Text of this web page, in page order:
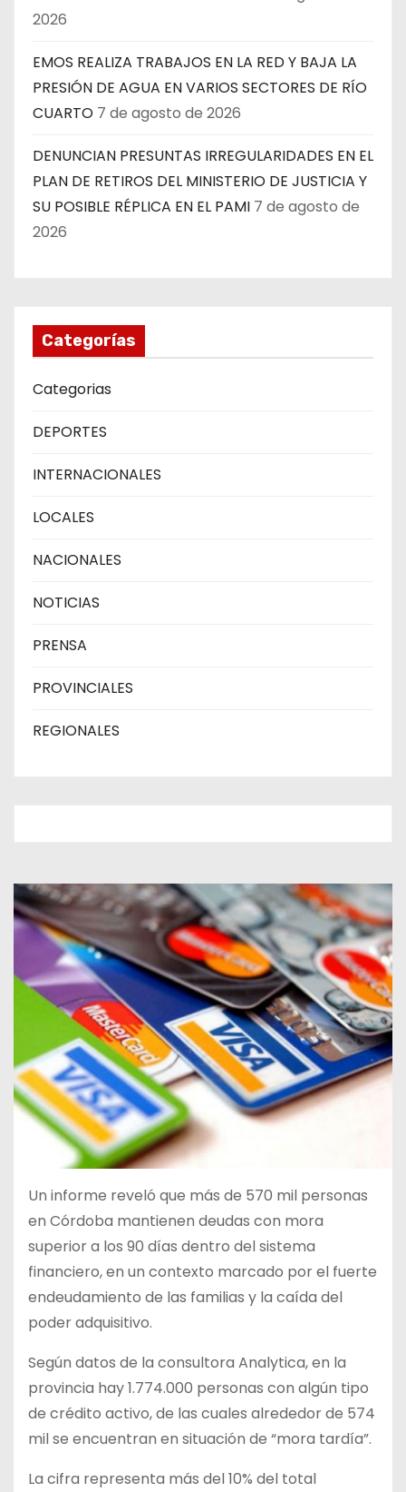
2026
EMOS REALIZA TRABAJOS EN LA RED Y BAJA LA
PRESIÓN DE AGUA EN VARIOS SECTORES DE RÍO
CUARTO 7 de agosto de 2026
DENUNCIAN PRESUNTAS IRREGULARIDADES EN EL
PLAN DE RETIROS DEL MINISTERIO DE JUSTICIA Y
SU POSIBLE RÉPLICA EN EL PAMI 7 de agosto de
2026
Categorías
Categorias
DEPORTES
INTERNACIONALES
LOCALES
NACIONALES
NOTICIAS
PRENSA
PROVINCIALES
REGIONALES
Un informe reveló que más de 570 mil personas
en Córdoba mantienen deudas con mora
superior a los 90 días dentro del sistema
financiero, en un contexto marcado por el fuerte
endeudamiento de las familias y la caída del
poder adquisitivo.
Según datos de la consultora Analytica, en la
provincia hay 1.774.000 personas con algún tipo
de crédito activo, de las cuales alrededor de 574
mil se encuentran en situación de “mora tardía”.
La cifra representa más del 10% del total